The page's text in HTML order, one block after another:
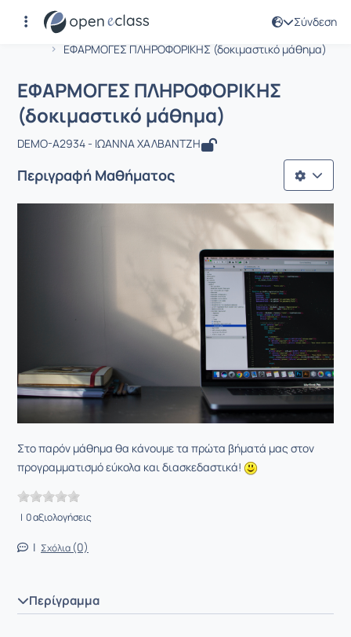
Σύνδεση
Αρχική Σελίδα
ΕΦΑΡΜΟΓΕΣ ΠΛΗΡΟΦΟΡΙΚΗΣ (δοκιμαστικό μάθημα)
Μάθημα : ΕΦΑΡΜΟΓΕΣ
ΕΦΑΡΜΟΓΕΣ ΠΛΗΡΟΦΟΡΙΚΗΣ
(δοκιμαστικό μάθημα)
DEMO-A2934 - ΙΩΑΝΝΑ ΧΑΛΒΑΝΤΖΗ
Περιγραφή Μαθήματος
Στο παρόν μάθημα θα κάνουμε τα πρώτα βήματά μας στον
προγραμματισμό εύκολα και διασκεδαστικά!
| 0 αξιολογήσεις
| Σχόλια (0)
Περίγραμμα